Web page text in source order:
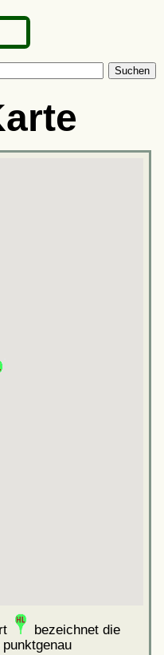
Suchen
bezeichnet die